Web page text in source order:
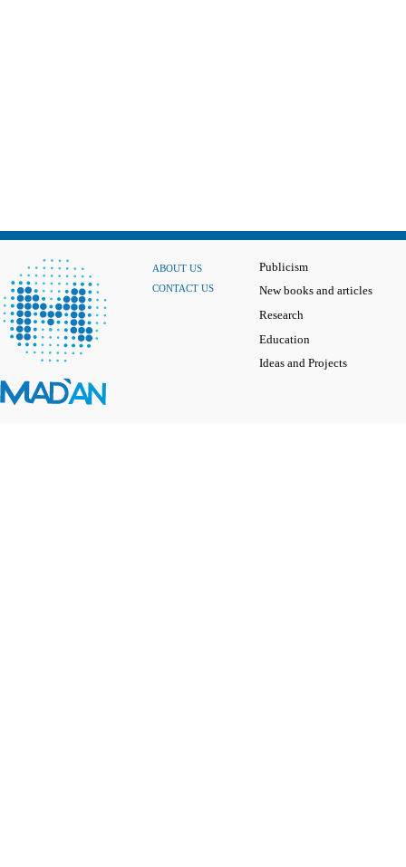
ABOUT US
CONTACT US
Publicism
New books and articles
Research
Education
Ideas and Projects